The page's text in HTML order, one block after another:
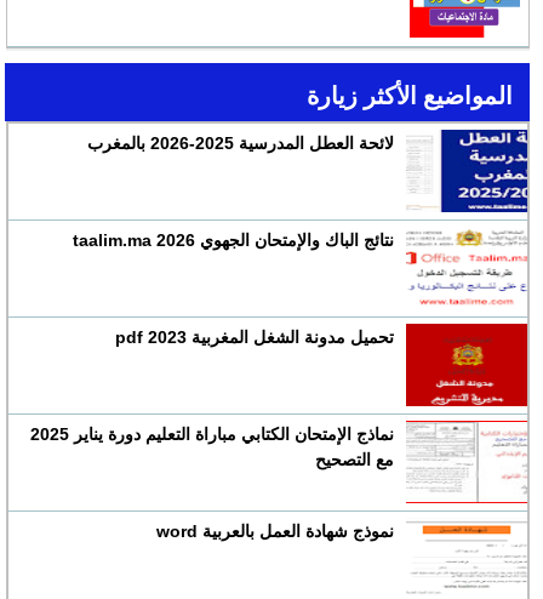
المواضيع الأكثر زيارة
لائحة العطل المدرسية 2025-2026 بالمغرب
نتائج الباك والإمتحان الجهوي 2026 taalim.ma
تحميل مدونة الشغل المغربية 2023 pdf
نماذج الإمتحان الكتابي مباراة التعليم دورة يناير 2025
مع التصحيح
نموذج شهادة العمل بالعربية word